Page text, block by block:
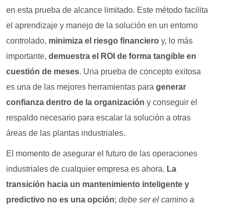
en esta prueba de alcance limitado. Este método facilita
el aprendizaje y manejo de la solución en un entorno
controlado, minimiza el riesgo financiero y, lo más
importante, demuestra el ROI de forma tangible en
cuestión de meses. Una prueba de concepto exitosa
es una de las mejores herramientas para generar
confianza dentro de la organización y conseguir el
respaldo necesario para escalar la solución a otras
áreas de las plantas industriales.
El momento de asegurar el futuro de las operaciones
industriales de cualquier empresa es ahora. La
transición hacia un mantenimiento inteligente y
predictivo no es una opción; debe ser el camino a